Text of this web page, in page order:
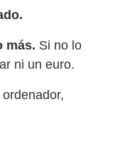
más. Si no lo
ni un euro.